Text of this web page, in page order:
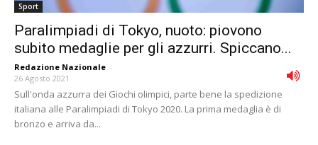
Sport
Paralimpiadi di Tokyo, nuoto: piovono
subito medaglie per gli azzurri. Spiccano...
Redazione Nazionale -
26 Agosto 2021
Sull'onda azzurra dei Giochi olimpici, parte bene la spedizione
italiana alle Paralimpiadi di Tokyo 2020. La prima medaglia è di
bronzo e arriva da...